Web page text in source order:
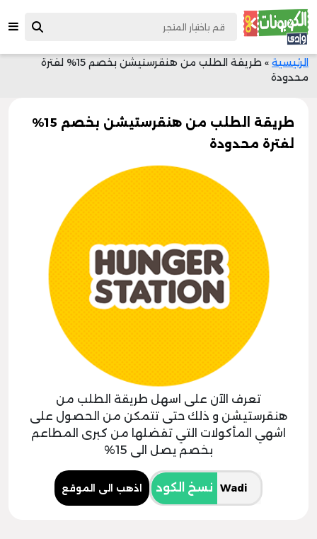
الرئيسية »
طريقة الطلب من هنقرستيشن بخصم 15% لفترة
محدودة
طريقة الطلب من هنقرستيشن بخصم 15%
لفترة محدودة
تعرف الآن على اسهل طريقة الطلب من
هنقرستيشن و ذلك حتى تتمكن من الحصول على
اشهي المأكولات التي تفضلها من كبرى المطاعم
بخصم يصل الى 15%
نسخ الكود اذهب الى الموقع